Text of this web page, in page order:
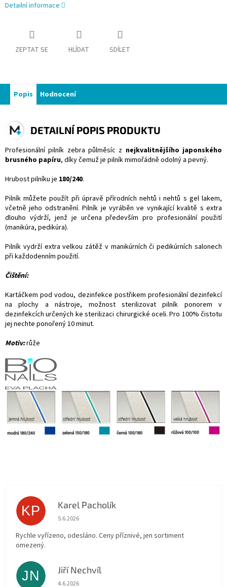
Detailní informace
ZEPTAT SE HLÍDAT SDÍLET
Popis Hodnocení
DETAILNÍ POPIS PRODUKTU
Profesionální pilník zebra půlměsíc z nejkvalitnějšího japonského
brusného papíru, díky čemuž je pilník mimořádně odolný a pevný.
Hrubost pilníku je 180/240.
Pilník můžete použít při úpravě přírodních nehtů i nehtů s gel lakem,
včetně jeho odstranění. Pilník je vyráběn ve vynikající kvalitě s extra
dlouho výdrží, jenž je určena především pro profesionální použití
(manikúra, pedikúra).
Pilník vydrží extra velkou zátěž v manikúrních či pedikúrních salonech
při každodenním použití.
Čištění:
Kartáčkem pod vodou, dezinfekce postřikem profesionální dezinfekcí
na plochy a nástroje, možnost sterilizovat pilník ponorem v
dezinfekcích určených ke sterilizaci chirurgické oceli. Pro 100% čistotu
jej nechte ponořený 10 minut.
Motiv:růže
KP Karel Pacholík
Hodnocení obchodu je 4 z 5 hvězdiček.
5.6.2026
Rychle vyřízeno, odesláno. Ceny příznivé, jen sortiment
omezený.
JN Jiří Nechvíl
Hodnocení obchodu je 5 z 5 hvězdiček.
4.6.2026